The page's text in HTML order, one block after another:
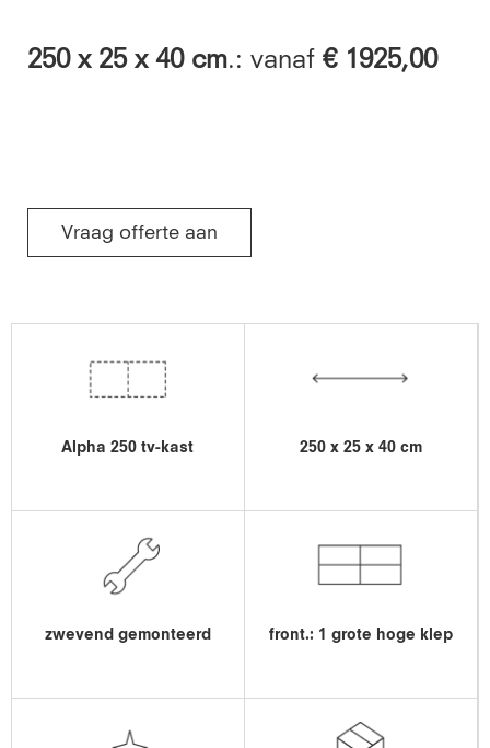
250 x 25 x 40 cm.: vanaf € 1925,00
Vraag offerte aan
Alpha 250 tv-kast 250 x 25 x 40 cm
zwevend gemonteerd front.: 1 grote hoge klep